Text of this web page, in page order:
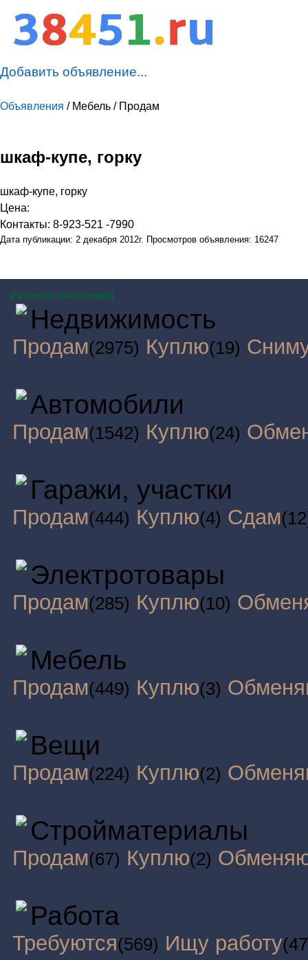
Добавить объявление...
Объявления / Мебель / Продам
шкаф-купе, горку
шкаф-купе, горку
Цена:
Контакты: 8-923-521 -7990
Дата публикации: 2 декабря 2012г. Просмотров объявления: 16247
Разделы объявлений
Недвижимость
Продам(2975) Куплю(19)
Автомобили
Продам(1542) Куплю(24)
Гаражи, участки
Продам(444) Куплю(4) Сдам
Электротовары
Продам(285) Куплю(10)
Мебель
Продам(449) Куплю(3)
Вещи
Продам(224) Куплю(2)
Стройматериалы
Продам(67) Куплю(2)
Работа
Требуются(569) Ищу работу